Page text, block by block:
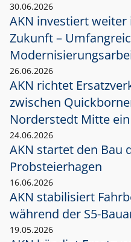
30.06.2026
AKN investiert
Zukunft –
26.06.2026
AKN richtet
zwischen
Norderstedt Mitte ein
24.06.2026
AKN startet den Bau
Probsteierhagen
16.06.2026
AKN stabilisiert
während der S5-
19.05.2026